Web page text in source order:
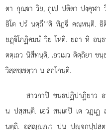
ตา กุณฺา วิย, กูเป ปติตา ปงฺคุฬา
อิโต ปรํ นตฺถี’’ติ ทิฏฺึ คณฺหนฺติ.
ยฏฺิโกฏิคมนํ วิย โหติ. ยถา หิ อนฺ
ตตฺเถว นิสีทนฺติ, เอวเมว ติตฺถิยา
วิสฺสชฺเชตฺวา น สกฺโกนฺติ.
สาวกาปิ ขนฺธปฏิปาฏิยาว
น ปสฺสนฺติ. เอวํ สนฺเตปิ เต วฏฺเฏ
นตฺถิ. อสฺภเว ปน ปฺจกปฺปส